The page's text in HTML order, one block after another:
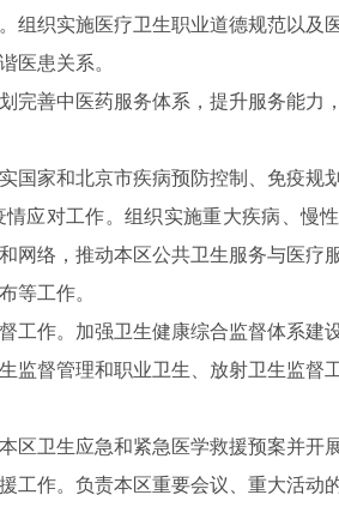
组织实施医疗卫生职业道德规范以及
医患关系。
完善中医药服务体系 ， 提升服务能力 ，
国家和北京市疾病预防控制、免疫规
应对工作。组织实施重大疾病、慢
网络，推动本区公共卫生服务与医疗
等工作。
工作。加强卫生健康综合监督体系建
监督管理和职业卫生、放射卫生监督
区卫生应急和紧急医学救援预案并开
工作。负责本区重要会议、 重大活动